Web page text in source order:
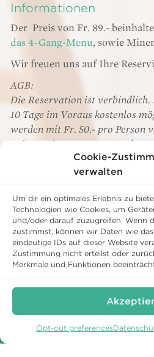
Cookie-
verwalten
Um dir ein optimales Erlebnis zu
Technologien wie Cookies, um
und/oder darauf zuzugreifen. Wenn
zustimmst, können wir Daten wie
eindeutige IDs auf dieser Website
Zustimmung nicht erteilst oder
Merkmale und Funktionen
Opt-out preferences
Informationen
Der Preis von Fr. 89.-
das 4-Gang-Menu, sowie
Wir freuen uns auf Ihre
AGB:
Die Reservation ist
10 Tage im Voraus kostenlos
werden mit Fr. 50.- pro Person
Bei Stornierungen am Tag des
JETZT BUCHEN
SCHLOSS
+41 71 858 62 62
Telefax: +41 71 858 62 60
schloss@wartegg.ch